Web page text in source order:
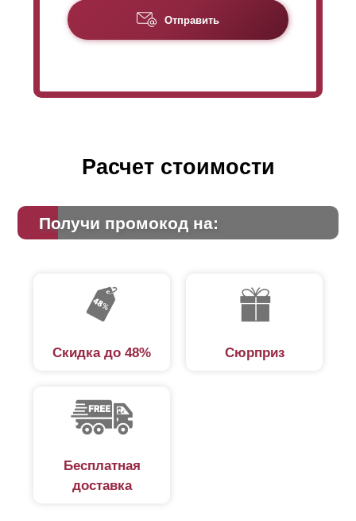
крепится специальными заклепками. И эти заклепки
становятся видны и с лицевой стороны тоже, если
отсутствует нахлестламелей. Хотя видимость
характеристики, многим не нравится, что заклепки
Отправить
Расчет стоимости
Получи промокод на:
Скидка до 48% Сюрприз
Бесплатная
доставка